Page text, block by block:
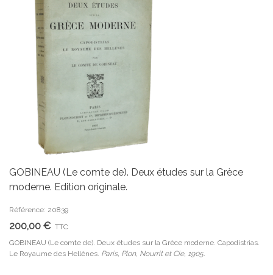
GOBINEAU (Le comte de). Deux études sur la Grèce
moderne. Edition originale.
Référence: 20839
200,00 € TTC
GOBINEAU (Le comte de). Deux études sur la Grèce moderne. Capodistrias.
Le Royaume des Hellènes. Paris, Plon, Nourrit et Cie, 1905.